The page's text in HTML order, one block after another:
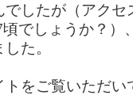
でしたが（アクセ
でしょうか？）
た。
トをご覧いただ